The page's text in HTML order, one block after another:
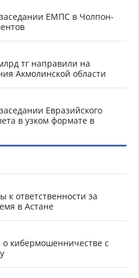
ЕМПС в Чолпон-
тг направили на
Акмолинской области
Евразийского
в узком формате в
ответственности за
в Астане
кибермошенничестве с